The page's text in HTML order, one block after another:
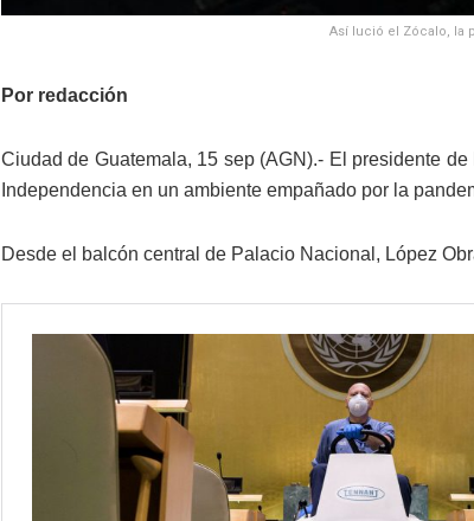
Así lució el Zócalo, la
Por redacción
Ciudad de Guatemala, 15 sep (AGN).- El presidente de
Independencia en un ambiente empañado por la
Desde el balcón central de Palacio Nacional, López